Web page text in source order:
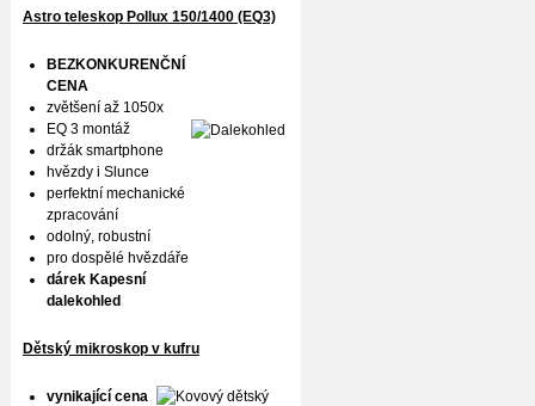
Astro teleskop Pollux 150/1400 (EQ3)
BEZKONKURENČNÍ
CENA
zvětšení až 1050x
EQ 3 montáž
držák smartphone
hvězdy i Slunce
perfektní mechanické
zpracování
odolný, robustní
pro dospělé hvězdáře
dárek Kapesní
dalekohled
Dětský mikroskop v kufru
vynikající cena